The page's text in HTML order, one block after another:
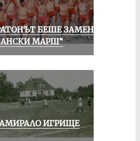
БЕШЕ ЗАМЕНЕН
МАРШ“
ИГРИЩЕ